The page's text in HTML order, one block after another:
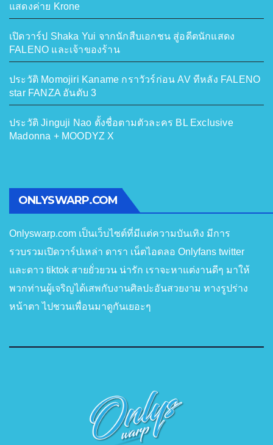
แสดงค่าย Krone
เปิดวาร์ป Shaka Yui จากนักสืบเอกชน สู่อดีตนักแสดง
FALENO และเจ้าของร้าน
ประวัติ Momojiri Kaname กราวัวร์ก่อน AV ทีหลัง FALENO
star FANZA อันดับ 3
ประวัติ Jinguji Nao ตั้งชื่อตามตัวละคร BL Exclusive
Madonna + MOODYZ X
ONLYSWARP.COM
Onlyswarp.com เป็นเว็บไซต์ที่มีแต่ความบันเทิง มีการ
รวบรวมเปิดวาร์ปเหล่า ดารา เน็ตไอดลอ Onlyfans twitter
และดาว tiktok สายยั่วยวน น่ารัก เราจะหาแต่งานดีๆ มาให้
พวกท่านผู้เจริญได้เสพกับงานศิลปะอันสวยงาม ทางรูปร่าง
หน้าตา ไปชวนเพื่อนมาดูกันเยอะๆ